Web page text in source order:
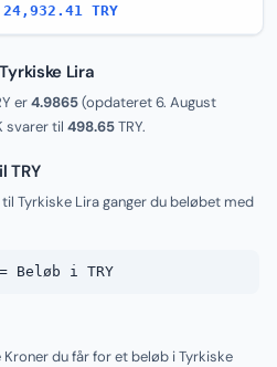
24,932.41 TRY
Lira
er4.9865(opdateret6. August
svarer til 498.65TRY.
TRY
Tyrkiske Lira ganger du beløbet med
Beløb i TRY
du får for et beløb i Tyrkiske